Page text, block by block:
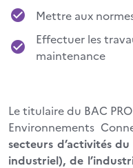
Mettre aux
Effectuer les
maintenance
Le titulaire du BAC
Environnements
secteurs d’activités
industriel), de